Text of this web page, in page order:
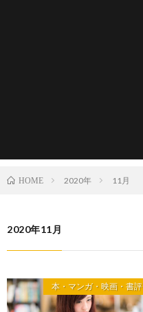
HOME 2020年 11月
2020年11月
本・マンガ・映画・書評